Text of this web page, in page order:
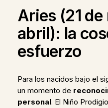
Aries (21 de
abril): la
esfuerzo
Para los nacidos bajo el
un momento de
personal. El Niño